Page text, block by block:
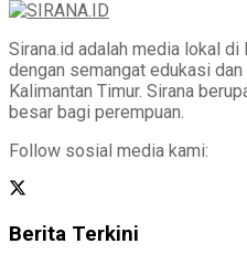
Sirana.id adalah media lokal di
dengan semangat edukasi
Kalimantan Timur. Sirana
besar bagi perempuan.
Follow sosial media kami:
Berita Terkini